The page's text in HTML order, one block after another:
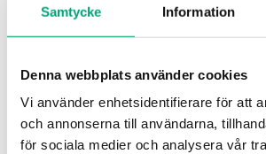
Samtycke Information
Denna webbplats använder cookies
Vi använder enhetsidentifierare för att
och annonserna till användarna,
för sociala medier och analysera vår